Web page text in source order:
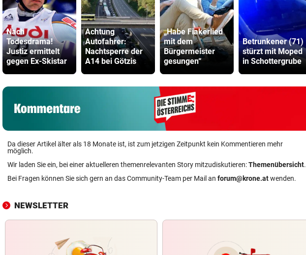
Nach
Todesdrama!
Justiz ermittelt
gegen Ex-Skistar
Achtung
Autofahrer:
Nachtsperre der
A14 bei Götzis
„Habe Fiakerlied
mit dem
Bürgermeister
gesungen“
Betrunkener (71)
stürzt mit Moped
in Schottergrube
Da dieser Artikel älter als 18 Monate ist, ist zum jetzigen Zeitpunkt kein Kommentieren mehr
möglich.
Wir laden Sie ein, bei einer aktuelleren themenrelevanten Story mitzudiskutieren:Themenübersicht.
Bei Fragen können Sie sich gern an das Community-Team per Mail an forum@krone.atwenden.
NEWSLETTER